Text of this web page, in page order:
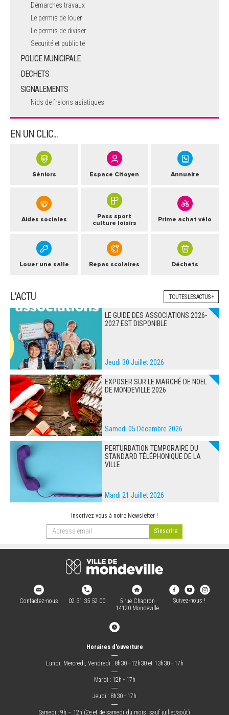
Démarches travaux
Le permis de louer
Le permis de diviser
Sécurité et publicité
POLICE MUNICIPALE
DECHETS
SIGNALEMENTS
Nids de frelons asiatiques
EN UN CLIC...
Séniors Espace Citoyen Annuaire
Aides sociales
Pass sport
culture loisirs
Prime achat vélo
Louer une salle Repas scolaires Déchets
L'ACTU TOUTES LES ACTUS +
LE GUIDE DES ASSOCIATIONS 2026-
2027 EST DISPONIBLE
Jeudi 30 Juillet 2026
EXPOSER SUR LE MARCHÉ DE NOËL
DE MONDEVILLE 2026
Samedi 05 Décembre 2026
PERTURBATION TEMPORAIRE DU
STANDARD TÉLÉPHONIQUE DE LA
VILLE
Mardi 21 Juillet 2026
Inscrivez-vous à notre Newsletter !
Contactez-nous 02 31 35 52 00
5 rue Chapron
14120 Mondeville
Suivez-nous !
Horaires d'ouverture
―
Lundi, Mercredi, Vendredi : 8h30 - 12h30 et 13h30 - 17h
―
Mardi : 12h - 17h
―
Jeudi : 8h30 - 17h
―
Samedi : 9h – 12h (2e et 4e samedi du mois, sauf juillet/août)